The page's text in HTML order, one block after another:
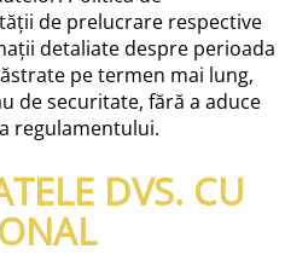
de prelucrare respective
detaliate despre perioada
pe termen mai lung,
de securitate, fără a aduce
regulamentului.
DVS. CU